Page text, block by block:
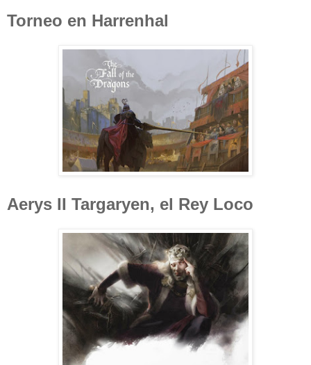
Torneo en Harrenhal
Aerys II Targaryen, el Rey Loco